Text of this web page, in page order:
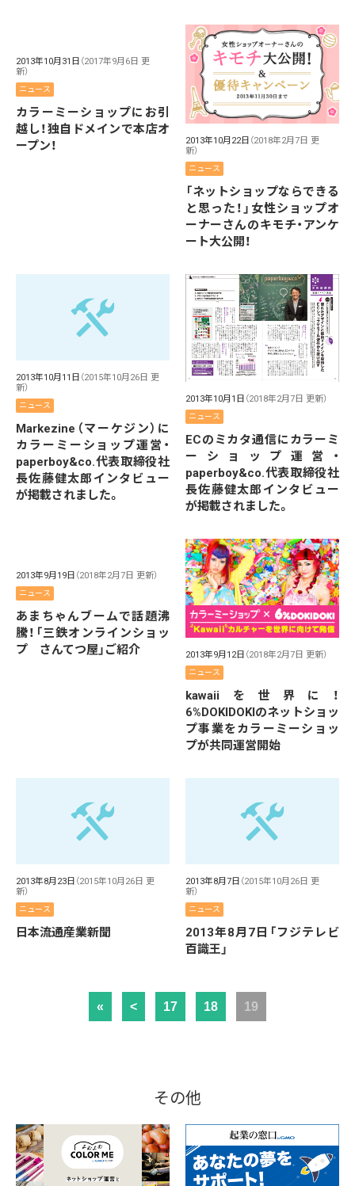
2013年10月31日 （2017年9月6日 更
新）
ニュース
カラーミーショップにお引
越し！独自ドメインで本店オ
ープン！
2013年10月22日 （2018年2月7日 更
新）
ニュース
「ネットショップならできる
と思った！」女性ショップオ
ーナーさんのキモチ・アンケ
ート大公開！
2013年10月11日 （2015年10月26日 更
新）
ニュース
Markezine（マーケジン）に
カラーミーショップ運営・
paperboy&co.代表取締役社
長佐藤健太郎インタビュー
が掲載されました。
2013年10月1日 （2018年2月7日 更新）
ニュース
ECのミカタ通信にカラーミ
ーショップ運営・
paperboy&co.代表取締役社
長佐藤健太郎インタビュー
が掲載されました。
2013年9月19日 （2018年2月7日 更新）
ニュース
あまちゃんブームで話題沸
騰！「三鉄オンラインショッ
プ さんてつ屋」ご紹介
2013年9月12日 （2018年2月7日 更新）
ニュース
kawaiiを世界に！
6%DOKIDOKIのネットショッ
プ事業をカラーミーショッ
プが共同運営開始
2013年8月23日 （2015年10月26日 更
新）
ニュース
日本流通産業新聞
2013年8月7日 （2015年10月26日 更
新）
ニュース
2013年8月7日「フジテレビ
百識王」
« < 17 18 19
その他